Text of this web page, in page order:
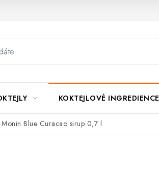
KOKTEJLOVÉ INGREDIENCE
Monin Blue Curacao sirup 0,7 l